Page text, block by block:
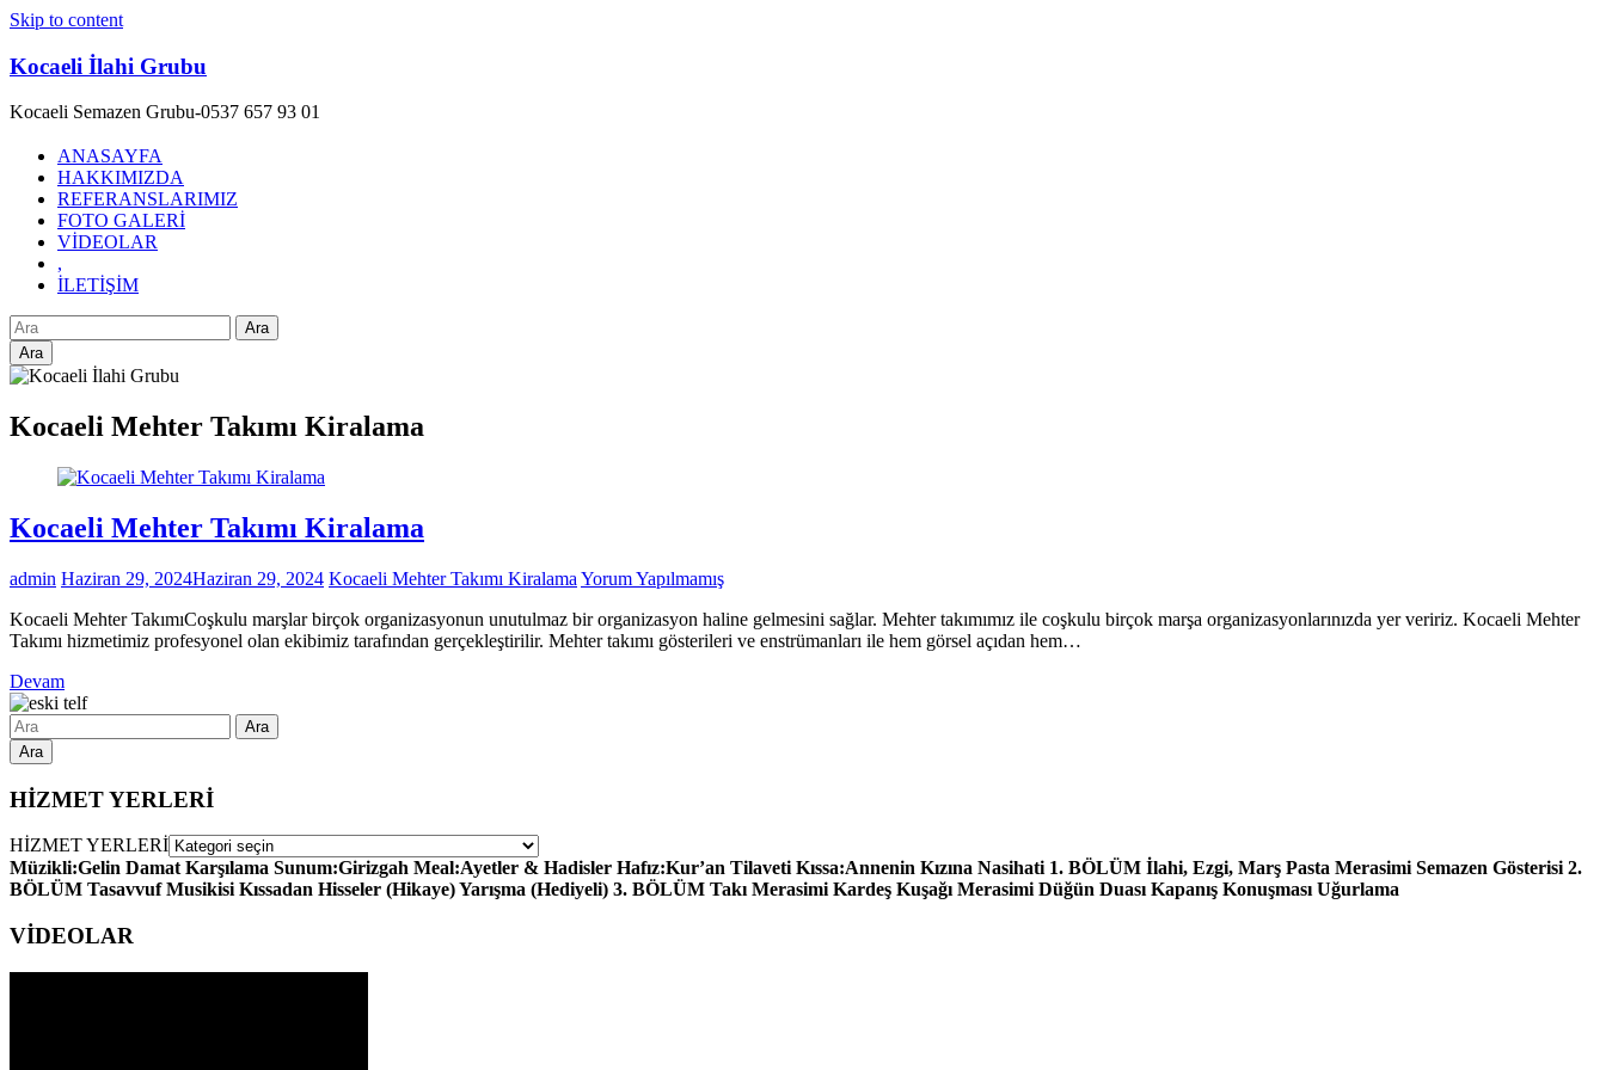
Skip to content
Kocaeli İlahi Grubu
Kocaeli Semazen Grubu-0537 657 93 01
ANASAYFA
HAKKIMIZDA
REFERANSLARIMIZ
FOTO GALERİ
VİDEOLAR
,
İLETİŞİM
Ara
Kocaeli Mehter Takımı Kiralama
Kocaeli Mehter Takımı Kiralama
admin Haziran 29, 2024Haziran 29, 2024 Kocaeli Mehter Takımı Kiralama Yorum Yapılmamış
Kocaeli Mehter TakımıCoşkulu marşlar birçok organizasyonun unutulmaz bir organizasyon haline gelmesini sağlar. Mehter takımımız ile coşkulu birçok marşa organizasyonlarınızda yer veririz. Kocaeli Mehter
Takımı hizmetimiz profesyonel olan ekibimiz tarafından gerçekleştirilir. Mehter takımı gösterileri ve enstrümanları ile hem görsel açıdan hem…
Devam
Ara
HİZMET YERLERİ
HİZMET YERLERİ
Müzikli:Gelin Damat Karşılama Sunum:Girizgah Meal:Ayetler & Hadisler Hafız:Kur’an Tilaveti Kıssa:Annenin Kızına Nasihati 1. BÖLÜM İlahi, Ezgi, Marş Pasta Merasimi Semazen Gösterisi 2.
BÖLÜM Tasavvuf Musikisi Kıssadan Hisseler (Hikaye) Yarışma (Hediyeli) 3. BÖLÜM Takı Merasimi Kardeş Kuşağı Merasimi Düğün Duası Kapanış Konuşması Uğurlama
VİDEOLAR